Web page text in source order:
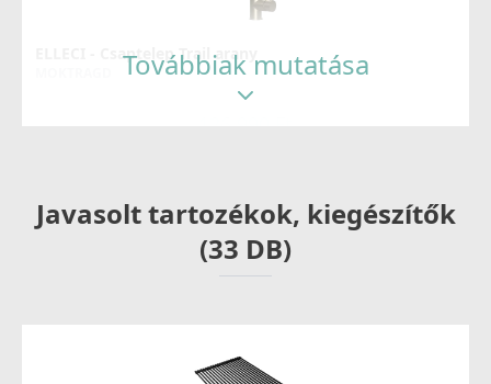
ELLECI - Csaptelep Trail arany
ELLECI - Csaptelep Stream Plus - matt fekete
Továbbiak mutatása
Javasolt tartozékok, kiegészítők
(33 DB)